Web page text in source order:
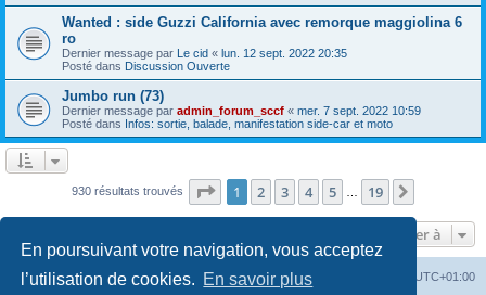
En poursuivant votre navigation, vous acceptez
l’utilisation de cookies. En savoir plus
Wanted : side Guzzi California avec remorque maggiolina 6
ro
Dernier message par Le cid « lun. 12 sept. 2022 20:35
Posté dans Discussion Ouverte
Jumbo run (73)
Dernier message par admin_forum_sccf « mer. 7 sept. 2022 10:59
Posté dans Infos: sortie, balade, manifestation side-car et moto
930 résultats trouvés Page 1sur19
1 2 3 4 5 19
Aller à
Index du forum UTC+01:00